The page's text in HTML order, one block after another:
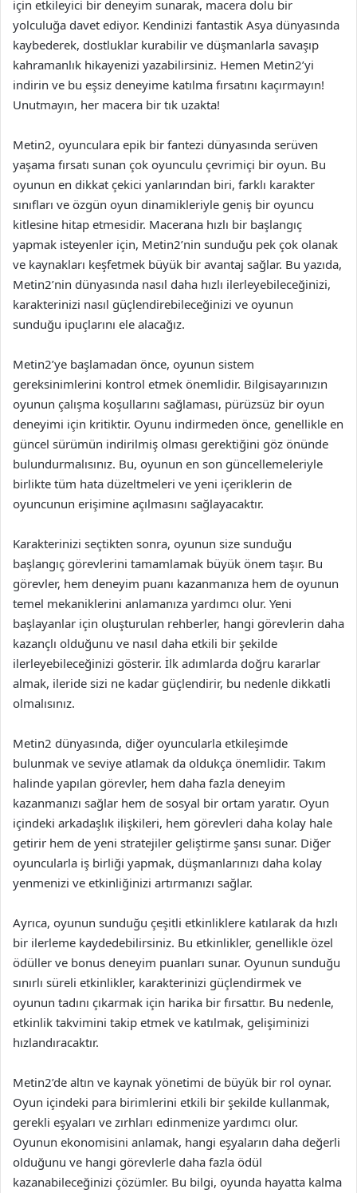
için etkileyici bir deneyim sunarak, macera dolu bir
yolculuğa davet ediyor. Kendinizi fantastik Asya dünyasında
kaybederek, dostluklar kurabilir ve düşmanlarla savaşıp
kahramanlık hikayenizi yazabilirsiniz. Hemen Metin2’yi
indirin ve bu eşsiz deneyime katılma fırsatını kaçırmayın!
Unutmayın, her macera bir tık uzakta!
Metin2, oyunculara epik bir fantezi dünyasında serüven
yaşama fırsatı sunan çok oyunculu çevrimiçi bir oyun. Bu
oyunun en dikkat çekici yanlarından biri, farklı karakter
sınıfları ve özgün oyun dinamikleriyle geniş bir oyuncu
kitlesine hitap etmesidir. Macerana hızlı bir başlangıç
yapmak isteyenler için, Metin2’nin sunduğu pek çok olanak
ve kaynakları keşfetmek büyük bir avantaj sağlar. Bu yazıda,
Metin2’nin dünyasında nasıl daha hızlı ilerleyebileceğinizi,
karakterinizi nasıl güçlendirebileceğinizi ve oyunun
sunduğu ipuçlarını ele alacağız.
Metin2’ye başlamadan önce, oyunun sistem
gereksinimlerini kontrol etmek önemlidir. Bilgisayarınızın
oyunun çalışma koşullarını sağlaması, pürüzsüz bir oyun
deneyimi için kritiktir. Oyunu indirmeden önce, genellikle en
güncel sürümün indirilmiş olması gerektiğini göz önünde
bulundurmalısınız. Bu, oyunun en son güncellemeleriyle
birlikte tüm hata düzeltmeleri ve yeni içeriklerin de
oyuncunun erişimine açılmasını sağlayacaktır.
Karakterinizi seçtikten sonra, oyunun size sunduğu
başlangıç görevlerini tamamlamak büyük önem taşır. Bu
görevler, hem deneyim puanı kazanmanıza hem de oyunun
temel mekaniklerini anlamanıza yardımcı olur. Yeni
başlayanlar için oluşturulan rehberler, hangi görevlerin daha
kazançlı olduğunu ve nasıl daha etkili bir şekilde
ilerleyebileceğinizi gösterir. İlk adımlarda doğru kararlar
almak, ileride sizi ne kadar güçlendirir, bu nedenle dikkatli
olmalısınız.
Metin2 dünyasında, diğer oyuncularla etkileşimde
bulunmak ve seviye atlamak da oldukça önemlidir. Takım
halinde yapılan görevler, hem daha fazla deneyim
kazanmanızı sağlar hem de sosyal bir ortam yaratır. Oyun
içindeki arkadaşlık ilişkileri, hem görevleri daha kolay hale
getirir hem de yeni stratejiler geliştirme şansı sunar. Diğer
oyuncularla iş birliği yapmak, düşmanlarınızı daha kolay
yenmenizi ve etkinliğinizi artırmanızı sağlar.
Ayrıca, oyunun sunduğu çeşitli etkinliklere katılarak da hızlı
bir ilerleme kaydedebilirsiniz. Bu etkinlikler, genellikle özel
ödüller ve bonus deneyim puanları sunar. Oyunun sunduğu
sınırlı süreli etkinlikler, karakterinizi güçlendirmek ve
oyunun tadını çıkarmak için harika bir fırsattır. Bu nedenle,
etkinlik takvimini takip etmek ve katılmak, gelişiminizi
hızlandıracaktır.
Metin2’de altın ve kaynak yönetimi de büyük bir rol oynar.
Oyun içindeki para birimlerini etkili bir şekilde kullanmak,
gerekli eşyaları ve zırhları edinmenize yardımcı olur.
Oyunun ekonomisini anlamak, hangi eşyaların daha değerli
olduğunu ve hangi görevlerle daha fazla ödül
kazanabileceğinizi çözümler. Bu bilgi, oyunda hayatta kalma